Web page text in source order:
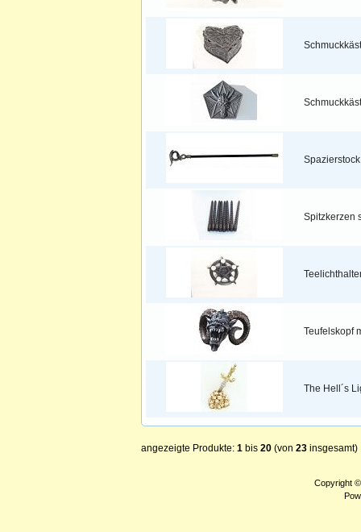
Spitzkerzen
Teufelskopf
The Hell´s
angezeigte Produkte: 1 bis 20 (von 23 insgesamt)
Copyright